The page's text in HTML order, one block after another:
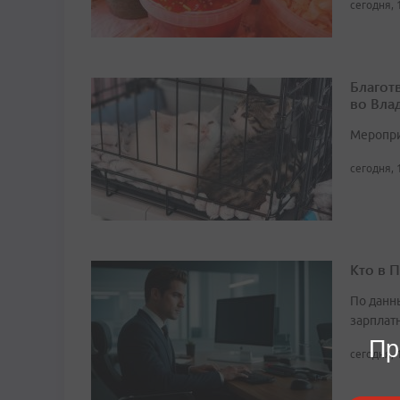
сегодня,
во
сегодня,
Кто в
По
сегодня,